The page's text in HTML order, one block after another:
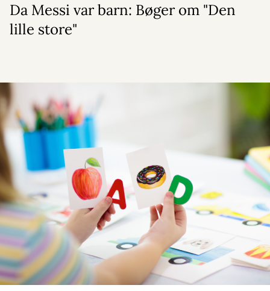
Da Messi var barn: Bøger om "Den
lille store"